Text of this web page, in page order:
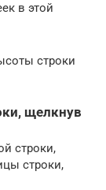
в этой
строки
щелкнув
строки,
строки,